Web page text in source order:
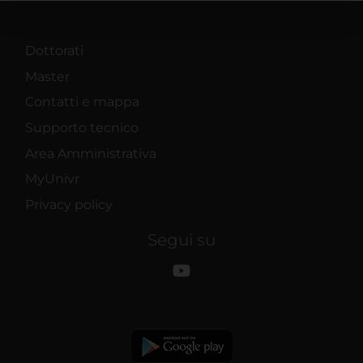
Dottorati
Master
Contatti e mappa
Supporto tecnico
Area Amministrativa
MyUnivr
Privacy policy
Segui su